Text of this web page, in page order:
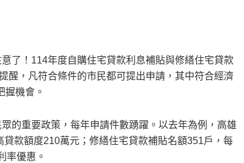
了！114年度自購住宅貸款利息補貼與修繕住宅貸款
醒，凡符合條件的市民都可提出申請，其中符合經濟
握機會。
的重要政策，每年申請件數踴躍。以去年為例，高雄
款額度210萬元；修繕住宅貸款補貼名額351戶，每
率優惠。